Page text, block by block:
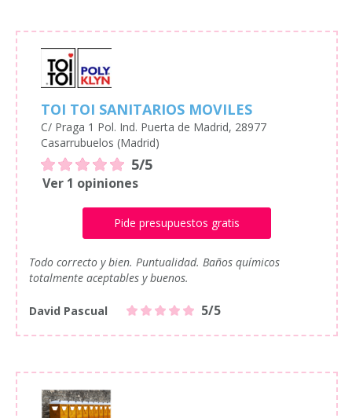
TOI TOI SANITARIOS MOVILES
C/ Praga 1 Pol. Ind. Puerta de Madrid, 28977
Casarrubuelos (Madrid)
5/5
Ver 1 opiniones
Pide presupuestos gratis
Todo correcto y bien. Puntualidad. Baños químicos
totalmente aceptables y buenos.
David Pascual 5/5